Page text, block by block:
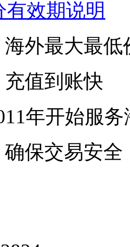
效期说明
海外最大最低
充值到账快
年开始服
确保交易安全